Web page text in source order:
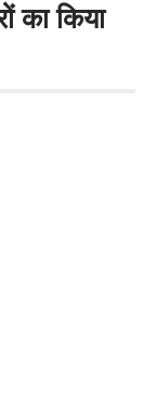
का किया